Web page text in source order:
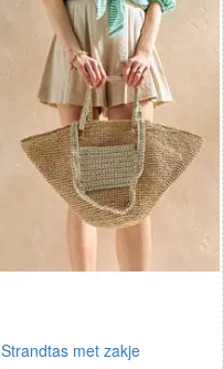
Strandtas met zakje